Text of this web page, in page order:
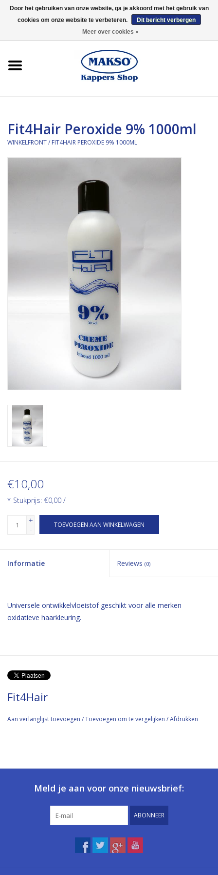
0 Artikelen - €0,00
Kaaral
360
Fit4Hair Peroxide 9% 1000ml
WINKELFRONT/ FIT4HAIR PEROXIDE 9% 1000ML
€10,00
* Stukprijs: €0,00 /
+
-
TOEVOEGEN AAN WINKELWAGEN
Informatie Reviews (0)
Universele ontwikkelvloeistof geschikt voor alle merken
oxidatieve haarkleuring.
Fit4Hair
Aan verlanglijst toevoegen /Toevoegen om te vergelijken /Afdrukken
Meld je aan voor onze nieuwsbrief:
ABONNEER
Door het gebruiken van onze website, ga je akkoord met het gebruik van
cookies om onze website te verbeteren.
Dit bericht verbergen
Meer over cookies »